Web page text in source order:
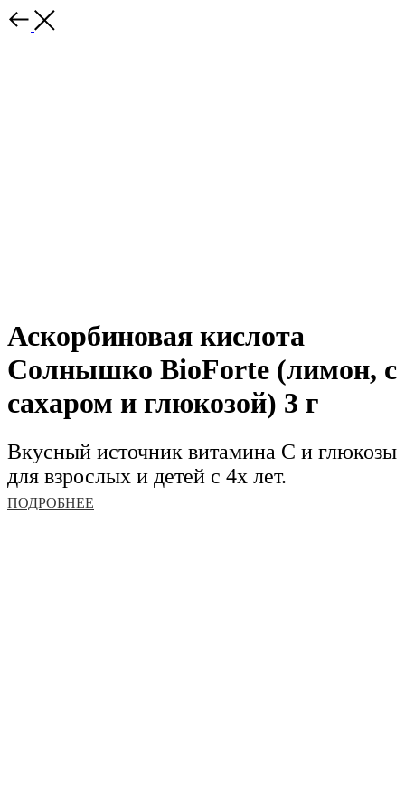
Аскорбиновая кислота
Солнышко BioForte (лимон, с
сахаром и глюкозой) 3 г
Вкусный источник витамина С и глюкозы
для взрослых и детей с 4х лет.
ПОДРОБНЕЕ